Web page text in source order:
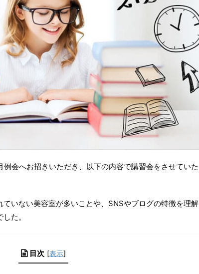
会へお招きいただき、以下の内容で講習会をさせていた
いない美容室が多いことや、SNSやブログの特徴を理解
た。
目次 [表示]